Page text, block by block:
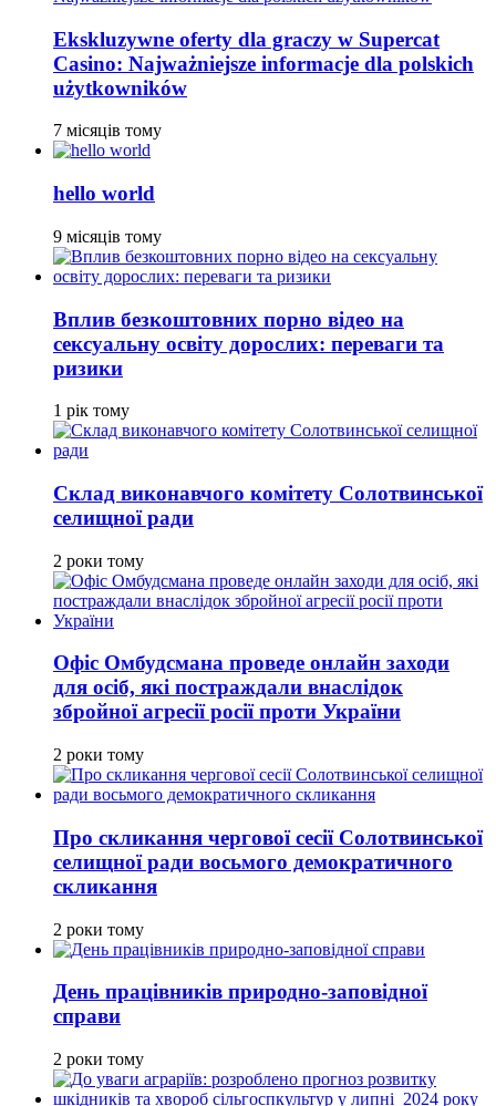
Ekskluzywne oferty dla graczy w Supercat
Casino: Najważniejsze informacje dla polskich
użytkowników
7 місяців тому
hello world
9 місяців тому
Вплив безкоштовних порно відео на
сексуальну освіту дорослих: переваги та
ризики
1 рік тому
Склад виконавчого комітету Солотвинської
селищної ради
2 роки тому
Офіс Омбудсмана проведе онлайн заходи
для осіб, які постраждали внаслідок
збройної агресії росії проти України
2 роки тому
Про скликання чергової сесії Солотвинської
селищної ради восьмого демократичного
скликання
2 роки тому
День працівників природно-заповідної
справи
2 роки тому